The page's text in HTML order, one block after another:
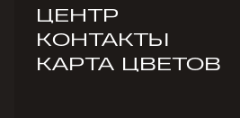
ЦЕНТР
КОНТАКТЫ
КАРТА ЦВЕТОВ